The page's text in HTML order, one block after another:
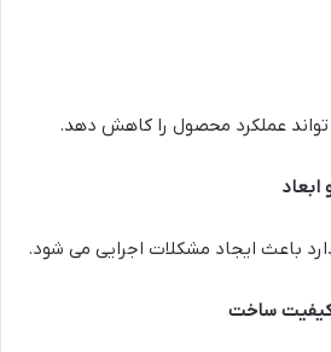
تواند عملکرد محصول را کاهش دهد.
باعث ایجاد مشکلات اجرایی می شود.
کیفیت ساخت